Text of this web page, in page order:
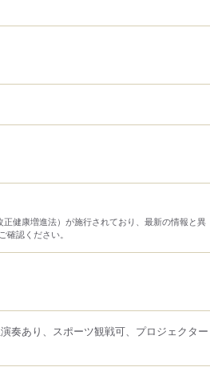
健康増進法）が施行されており、最新の情報と異
認ください。
奏あり、スポーツ観戦可、プロジェクター